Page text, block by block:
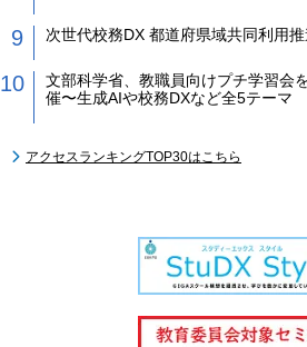
次世代校務DX 都道府県域共同利用推
文部科学省、教職員向けプチ学習会
催〜生成AIや校務DXなど全5テーマ
アクセスランキングTOP30はこちら